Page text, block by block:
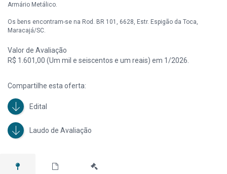
Armário Metálico.
Os bens encontram-se na Rod. BR 101, 6628, Estr. Espigão da Toca,
Maracajá/SC.
Valor de Avaliação
R$ 1.601,00 (Um mil e seiscentos e um reais) em 1/2026.
Compartilhe esta oferta:
Edital
Laudo de Avaliação